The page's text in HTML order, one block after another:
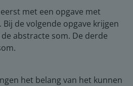
met een opgave met
de volgende opgave krijgen
abstracte som. De derde
het belang van het kunnen